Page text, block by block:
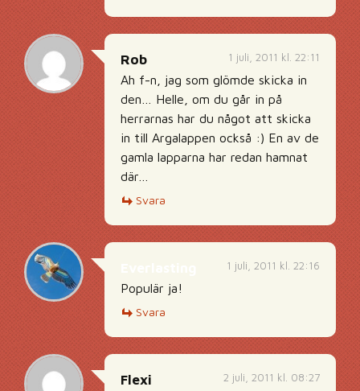
1 juli, 2011 kl. 22:11
Rob
Ah f-n, jag som glömde skicka in
den… Helle, om du går in på
herrarnas har du något att skicka
in till Argalappen också :) En av de
gamla lapparna har redan hamnat
där…
Svara
1 juli, 2011 kl. 22:16
Populär ja!
Svara
2 juli, 2011 kl. 08:27
Flexi